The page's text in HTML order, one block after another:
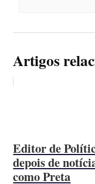
Artigos
Editor de
depois de
como Preta